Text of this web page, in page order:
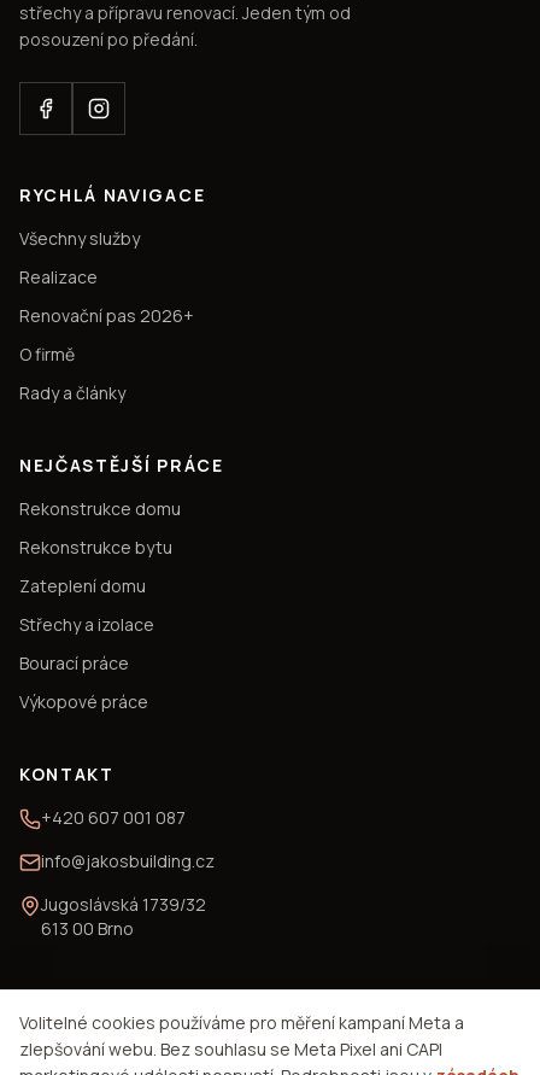
střechy a přípravu renovací. Jeden tým od
posouzení po předání.
RYCHLÁ NAVIGACE
Všechny služby
Realizace
Renovační pas 2026+
O firmě
Rady a články
NEJČASTĚJŠÍ PRÁCE
Rekonstrukce domu
Rekonstrukce bytu
Zateplení domu
Střechy a izolace
Bourací práce
Výkopové práce
KONTAKT
+420 607 001 087
info@jakosbuilding.cz
Jugoslávská 1739/32
613 00 Brno
© 2026 JAKOS Building s. r. o.
Podmínky použitíOchrana soukromíMapa webuNastavení cookies
Volitelné cookies používáme pro měření kampaní Meta a
zlepšování webu. Bez souhlasu se Meta Pixel ani CAPI